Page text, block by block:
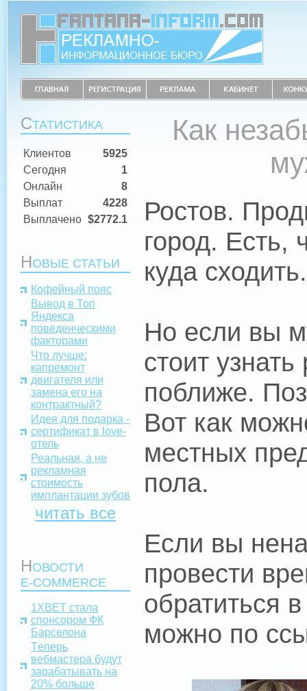
СТАТИСТИКА
Клиентов
5925
Сегодня
1
Онлайн
8
Выплат
4228
Выплачено $2772.1
НОВЫЕ СТАТЬИ
Кофейный пояс
Вывод в Топ
Яндекса
поведенческими
факторами
Что лучше:
капремонт
двигателя или
замена его на
контрактный?
Идея для подарка -
сертификат в love-
отель
Реальная, а не
рекламная
стоимость
имплантации зубов
читать все
НОВОСТИ
E-COMMERCE
1XBET стала
спонсором ФК
Барселона
Tеперь
вебмастера будут
зарабатывать на
20% больше
Как
Ростов.
город. Есть,
куда сходить.
Но если вы
стоит
поближе.
Вот как
местных
пола.
Если вы
провести
обратиться
можно по